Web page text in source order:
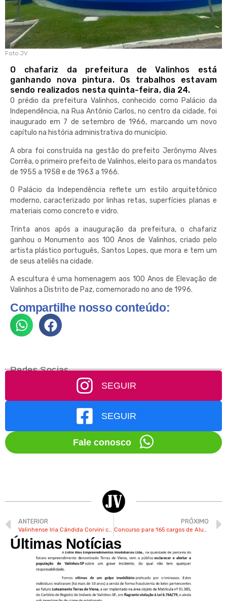
Foto JV
O chafariz da prefeitura de Valinhos está
ganhando nova pintura. Os trabalhos estavam
sendo realizados nesta quinta-feira, dia 24.
O prédio da prefeitura Valinhos, conhecido como Palácio da
Independência, na Rua Antônio Carlos, no centro da cidade, foi
inaugurado em 7 de setembro de 1966, marcando um novo
capítulo na história administrativa do município.​
A obra foi construída na gestão do prefeito Jerônymo Alves
Corrêa, o primeiro prefeito de Valinhos, eleito para os mandatos
de 1955 a 1958 e de 1963 a 1966.
O Palácio da Independência reflete um estilo arquitetônico
moderno, caracterizado por linhas retas, superfícies planas e
materiais como concreto e vidro.
Trinta anos após a inauguração da prefeitura, o chafariz
ganhou o Monumento aos 100 Anos de Valinhos, criado pelo
artista plástico português, Santos Lopes, que mora e tem um
de seus ateliês na cidade.
A escultura é uma homenagem aos 100 Anos de Elevação de
Valinhos a Distrito de Paz, comemorado no ano de 1996.
Compartilhe nosso conteúdo:
Redes Socias
SEGUIR
SEGUIR
Fale conosco
ANTERIOR
Valinhense Iria Cândida Corvini celebra 97 anos de vida, história e sabedoria
PRÓXIMO
Concurso para 165 cargos de Aluno-Oficial da PM tem salário inicial de R$ 4,8 mil
Últimas Notícias